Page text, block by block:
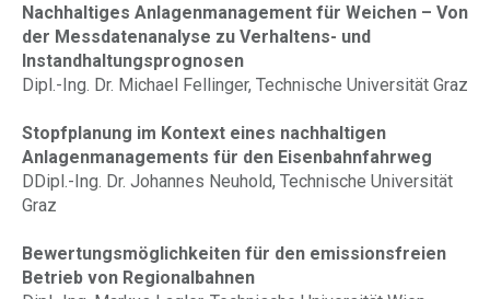
Nachhaltiges Anlagenmanagement für Weichen – Von
der Messdatenanalyse zu Verhaltens- und
Instandhaltungsprognosen
Dipl.-Ing. Dr. Michael Fellinger, Technische Universität Graz
Stopfplanung im Kontext eines nachhaltigen
Anlagenmanagements für den Eisenbahnfahrweg
DDipl.-Ing. Dr. Johannes Neuhold, Technische Universität
Graz
Bewertungsmöglichkeiten für den emissionsfreien
Betrieb von Regionalbahnen